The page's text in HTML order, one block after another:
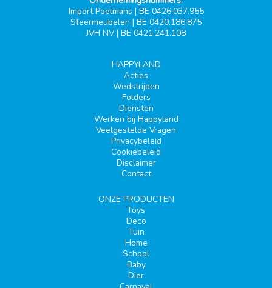
Import Poelmans | BE 0426.037.955
Sfeermeubelen | BE 0420.186.875
JVH NV | BE 0421.241.108
HAPPYLAND
Acties
Wedstrijden
Folders
Diensten
Werken bij Happyland
Veelgestelde Vragen
Privacybeleid
Cookiebeleid
Disclaimer
Contact
ONZE PRODUCTEN
Toys
Deco
Tuin
Home
School
Baby
Dier